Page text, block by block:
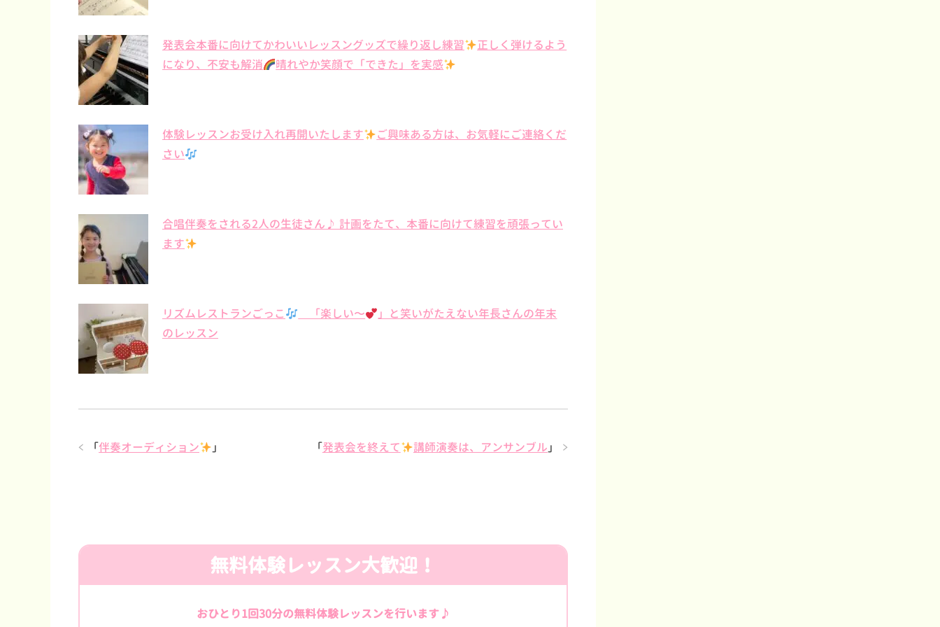
発表会本番に向けてかわいいレッスングッズで繰り返し練習
正しく弾けるよう
になり、不安も解消
晴れやか笑顔で「できた」を実感
体験レッスンお受け入れ再開いたします
ご興味ある方は、お気軽にご連絡くだ
さい
合唱伴奏をされる2人の生徒さん♪ 計画をたて、本番に向けて練習を頑張ってい
ます
リズムレストランごっこ 「楽しい〜
」と笑いがたえない年長さんの年末
のレッスン
「発表会を終えて 講師演奏は、アンサンブル 」
「伴奏オーディション 」
無料体験レッスン大歓迎！
おひとり1回30分の無料体験レッスンを行います♪